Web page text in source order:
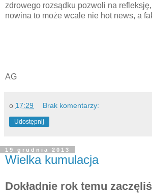
zdrowego rozsądku pozwoli na
nowina to może wcale nie hot news, a
AG
o 17:29 Brak komentarzy:
Udostępnij
19 grudnia 2013
Wielka kumulacja
Dokładnie rok temu